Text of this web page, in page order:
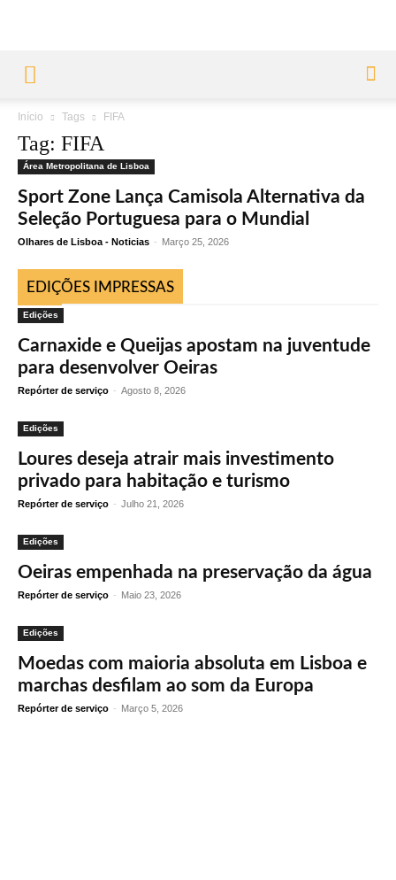
Início Tags FIFA
Tag: FIFA
Área Metropolitana de Lisboa
Sport Zone Lança Camisola Alternativa da
Seleção Portuguesa para o Mundial
Olhares de Lisboa - Noticias - Março 25, 2026
EDIÇÕES IMPRESSAS
Edições
Carnaxide e Queijas apostam na juventude
para desenvolver Oeiras
Repórter de serviço - Agosto 8, 2026
Edições
Loures deseja atrair mais investimento
privado para habitação e turismo
Repórter de serviço - Julho 21, 2026
Edições
Oeiras empenhada na preservação da água
Repórter de serviço - Maio 23, 2026
Edições
Moedas com maioria absoluta em Lisboa e
marchas desfilam ao som da Europa
Repórter de serviço - Março 5, 2026